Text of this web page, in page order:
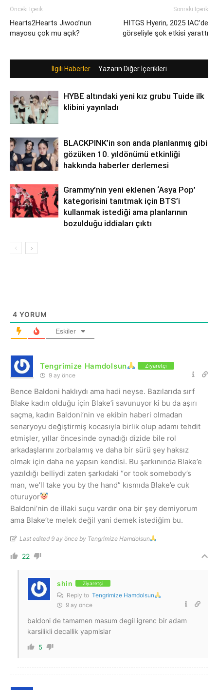
Önceki İçerik
Hearts2Hearts Jiwoo’nun
mayosu çok mu açık?
Sonraki İçerik
HITGS Hyerin, 2025 IAC’de
görseliyle şok etkisi yarattı
İlgili Haberler Yazarın Diğer İçerikleri
HYBE altındaki yeni kız grubu Tuide ilk
klibini yayınladı
BLACKPINK’in son anda planlanmış gibi
gözüken 10. yıldönümü etkinliği
hakkında haberler derlemesi
Grammy’nin yeni eklenen ‘Asya Pop’
kategorisini tanıtmak için BTS’i
kullanmak istediği ama planlarının
bozulduğu iddiaları çıktı
4 YORUM
Eskiler
Tengrimize Hamdolsun Ziyaretçi
9 ay önce
Bence Baldoni haklıydı ama hadi neyse. Bazılarıda sırf
Blake kadın olduğu için Blake’i savunuyor ki bu da aşırı
saçma, kadın Baldoni’nin ve ekibin haberi olmadan
senaryoyu değiştirmiş kocasıyla birlik olup adamı tehdit
etmişler, yıllar öncesinde oynadığı dizide bile rol
arkadaşlarını zorbalamış ve daha bir sürü şey haksız
olmak için daha ne yapsın kendisi. Bu şarkınında Blake’e
yazıldığı belliydi zaten şarkıdaki “or took somebody’s
man, we’ll take you by the hand” kısmıda Blake’e cuk
oturuyor
Baldoni’nin de illaki suçu vardır ona bir şey demiyorum
ama Blake’te melek değil yani demek istediğim bu.
Last edited 9 ay önce by Tengrimize Hamdolsun
22
shin Ziyaretçi
Reply to Tengrimize Hamdolsun
9 ay önce
baldoni de tamamen masum degil igrenc bir adam
karsilikli decallik yapmislar
5